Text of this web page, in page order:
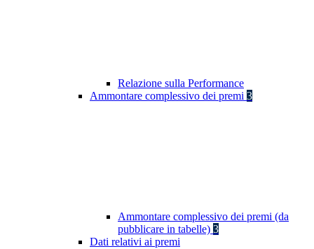
Relazione sulla Performance
Ammontare complessivo dei premi 3
Ammontare complessivo dei premi (da
pubblicare in tabelle) 3
Dati relativi ai premi